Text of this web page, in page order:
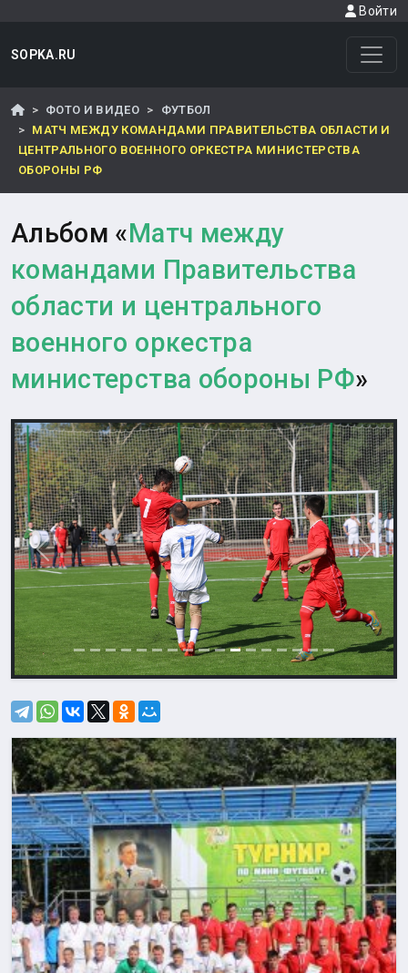
Войти
SOPKA.RU
ФОТО И ВИДЕО
ФУТБОЛ
МАТЧ МЕЖДУ КОМАНДАМИ ПРАВИТЕЛЬСТВА ОБЛАСТИ И
ЦЕНТРАЛЬНОГО ВОЕННОГО ОРКЕСТРА МИНИСТЕРСТВА
ОБОРОНЫ РФ
Альбом «Матч между
командами Правительства
области и центрального
военного оркестра
министерства обороны РФ»
Назад